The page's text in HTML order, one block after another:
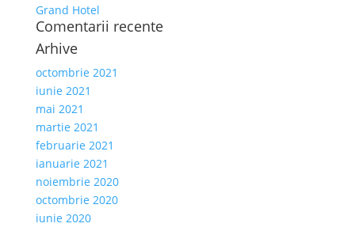
Grand Hotel
Comentarii recente
Arhive
octombrie 2021
iunie 2021
mai 2021
martie 2021
februarie 2021
ianuarie 2021
noiembrie 2020
octombrie 2020
iunie 2020